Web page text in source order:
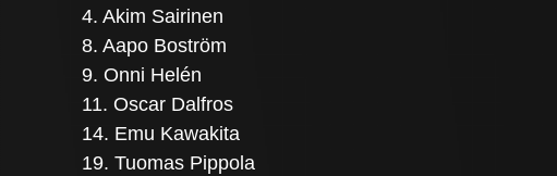
4. Akim Sairinen
8. Aapo Boström
9. Onni Helén
11. Oscar Dalfros
14. Emu Kawakita
19. Tuomas Pippola